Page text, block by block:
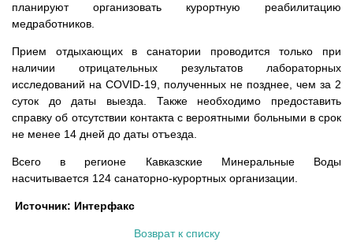
планируют организовать курортную реабилитацию
медработников.
Прием отдыхающих в санатории проводится только при
наличии отрицательных результатов лабораторных
исследований на COVID-19, полученных не позднее, чем за 2
суток до даты выезда. Также необходимо предоставить
справку об отсутствии контакта с вероятными больными в срок
не менее 14 дней до даты отъезда.
Всего в регионе Кавказские Минеральные Воды
насчитывается 124 санаторно-курортных организации.
Источник: Интерфакс
Возврат к списку